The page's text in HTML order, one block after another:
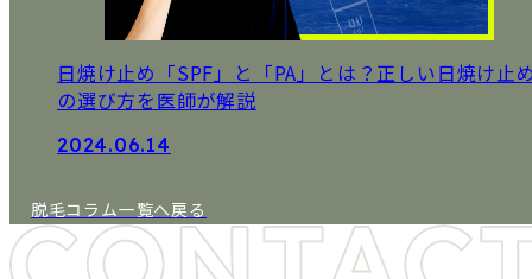
日焼け止め「SPF」と「PA」とは？正しい日焼け止
の選び方を医師が解説
2024.06.14
脱毛コラム一覧へ戻る